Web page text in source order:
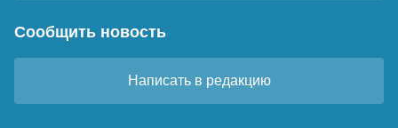
Сообщить новость
Написать в редакцию